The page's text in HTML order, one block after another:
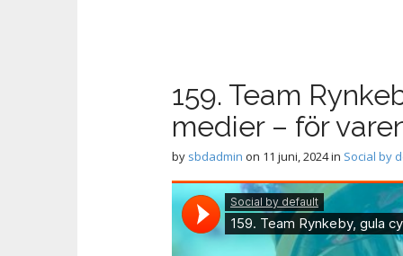
e
n
u
c
o
n
t
e
n
159. Team
medier – för
by sbdadmin on 11 juni, 2024in Social by